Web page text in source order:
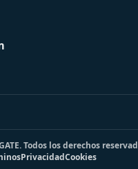
Todos los derechos
PrivacidadCookies